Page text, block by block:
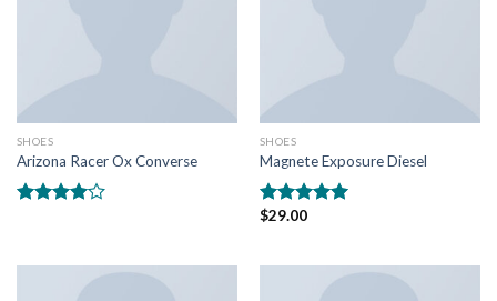
SHOES
Arizona Racer Ox Converse
aldı
SHOES
Magnete Exposure Diesel
5 üzerinden
$29.00